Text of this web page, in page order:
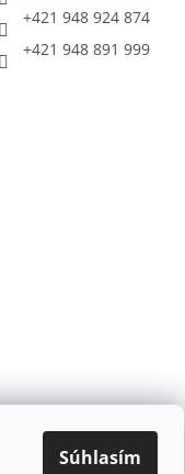
Súhlasím
+421 948 924 874
+421 948 891 999